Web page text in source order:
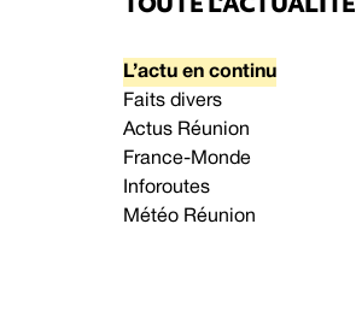
L’actu en continu
Faits divers
Actus Réunion
France-Monde
Inforoutes
Météo Réunion